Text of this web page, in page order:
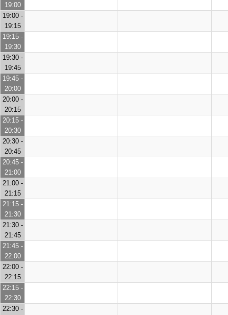
19:00
19:00 -
19:15
19:15 -
19:30
19:30 -
19:45
19:45 -
20:00
20:00 -
20:15
20:15 -
20:30
20:30 -
20:45
20:45 -
21:00
21:00 -
21:15
21:15 -
21:30
21:30 -
21:45
21:45 -
22:00
22:00 -
22:15
22:15 -
22:30
22:30 -